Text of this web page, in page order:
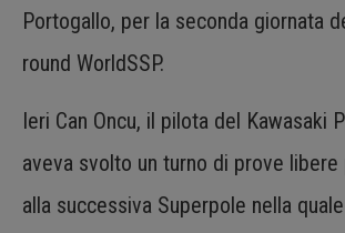
Portogallo, per la seconda giornata
round WorldSSP.
Ieri Can Oncu, il pilota del Kawasaki
aveva svolto un turno di prove libere
alla successiva Superpole nella